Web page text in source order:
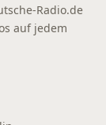
Radio.de
auf jedem